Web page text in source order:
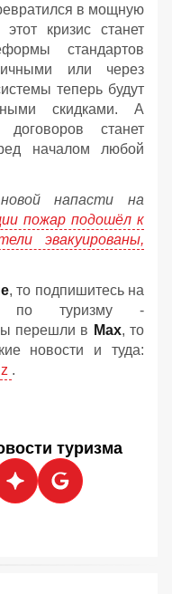
в мощную
кризис станет
стандартов
или через
теперь будут
скидками. А
станет
началом любой
напасти на
пожар подошёл к
эвакуированы,
, то подпишитесь на
по туризму -
перешли в Мах, то
новости и туда:
.
туризма